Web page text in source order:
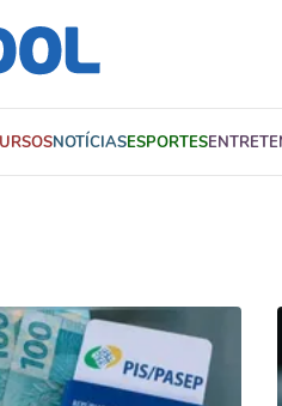
NOTÍCIASESPORTES